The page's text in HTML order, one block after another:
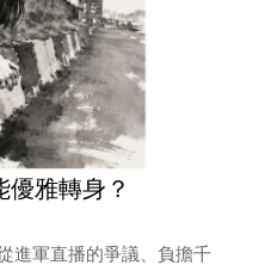
優雅轉身？
進軍直播的爭議、負擔千